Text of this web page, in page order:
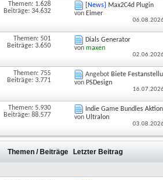
Themen: 1.628
Beiträge: 34.632
[News]
Max2C4d Plugin
von Eimer
Themen: 501
Beiträge: 3.650
Dials Generator
von maxen
Themen: 755
Beiträge: 3.771
Angebot Biete
von PSDesign
Themen: 5.930
Beiträge: 88.577
Indie Game Bundles
von Ultralon
Themen / Beiträge Letzter Beitrag